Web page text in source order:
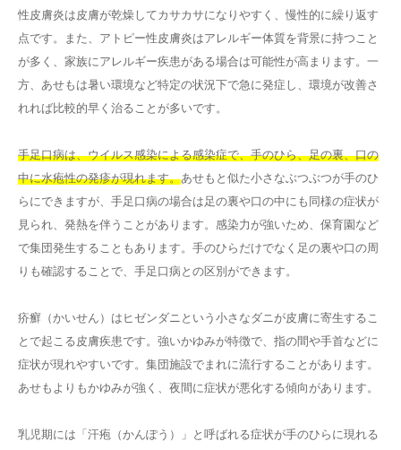
性皮膚炎は皮膚が乾燥してカサカサになりやすく、慢性的に繰り返す
点です。また、アトピー性皮膚炎はアレルギー体質を背景に持つこと
が多く、家族にアレルギー疾患がある場合は可能性が高まります。一
方、あせもは暑い環境など特定の状況下で急に発症し、環境が改善さ
れれば比較的早く治ることが多いです。
手足口病は、ウイルス感染による感染症で、手のひら、足の裏、口の
中に水疱性の発疹が現れます。あせもと似た小さなぶつぶつが手のひ
らにできますが、手足口病の場合は足の裏や口の中にも同様の症状が
見られ、発熱を伴うことがあります。感染力が強いため、保育園など
で集団発生することもあります。手のひらだけでなく足の裏や口の周
りも確認することで、手足口病との区別ができます。
疥癬（かいせん）はヒゼンダニという小さなダニが皮膚に寄生するこ
とで起こる皮膚疾患です。強いかゆみが特徴で、指の間や手首などに
症状が現れやすいです。集団施設でまれに流行することがあります。
あせもよりもかゆみが強く、夜間に症状が悪化する傾向があります。
乳児期には「汗疱（かんぽう）」と呼ばれる症状が手のひらに現れる